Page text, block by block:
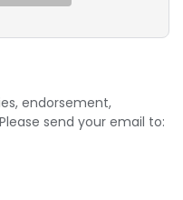
endorsement,
send your email to: